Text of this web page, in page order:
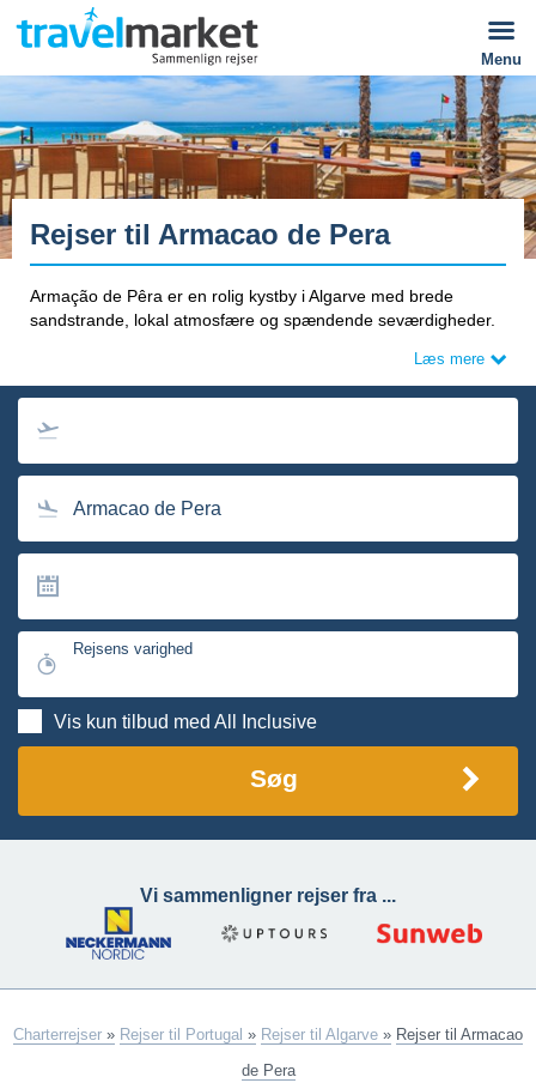
Menu
Rejser til Armacao de Pera
Armação de Pêra er en rolig kystby i Algarve med brede
sandstrande, lokal atmosfære og spændende seværdigheder.
Læs mere
Armacao de Pera
Rejsens varighed
Vis kun tilbud med All Inclusive
Søg
Vi sammenligner rejser fra ...
Charterrejser » Rejser til Portugal » Rejser til Algarve » Rejser til Armacao
de Pera